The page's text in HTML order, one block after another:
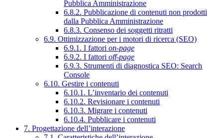
Pubblica Amministrazione
6.8.2. Pubblicazione di contenuti non prodotti
dalla Pubblica Amministrazione
6.8.3. Consenso dei soggetti ritratti
6.9. Ottimizzazione per i motori di ricerca (SEO)
6.9.1. I fattori on-page
6.9.2. I fattori off-page
6.9.3. Strumenti di diagnostica SEO: Search
Console
6.10. Gestire i contenuti
6.10.1. L’inventario dei contenuti
6.10.2. Revisionare i contenuti
6.10.3. Migrare i contenuti
6.10.4. Pubblicare i contenuti
7. Progettazione dell’interazione